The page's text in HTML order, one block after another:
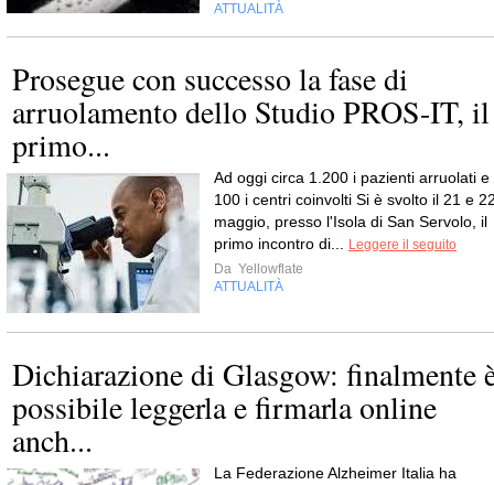
ATTUALITÀ
Prosegue con successo la fase di
arruolamento dello Studio PROS-IT, il
primo...
Ad oggi circa 1.200 i pazienti arruolati e
100 i centri coinvolti Si è svolto il 21 e
maggio, presso l'Isola di San Servolo, il
primo incontro di...
Leggere il seguito
Da Yellowflate
ATTUALITÀ
Dichiarazione di Glasgow: finalmente
possibile leggerla e firmarla online
anch...
La Federazione Alzheimer Italia ha